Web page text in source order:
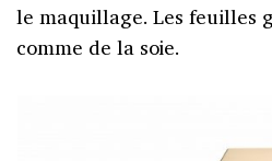
le maquillage. Les feuilles
comme de la soie.